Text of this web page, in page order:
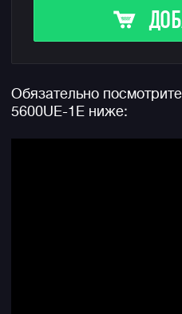
добавлением
недели, улучшенную
выбором времени
текущего времени,
секунду и
Обязательно
5600UE-1E ниже: